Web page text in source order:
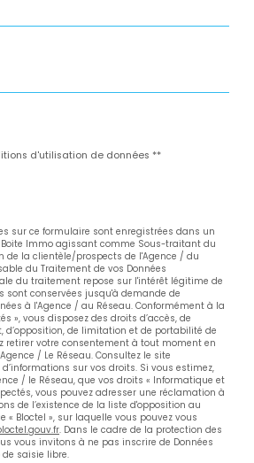
d'utilisation de données **
sur ce formulaire sont enregistrées dans un
Immo agissant comme Sous-traitant du
de la clientèle/prospects de l'Agence / du
du Traitement de vos Données
du traitement repose sur l'intérêt légitime de
sont conservées jusqu'à demande de
à l'Agence / au Réseau. Conformément à la
», vous disposez des droits d’accès, de
d’opposition, de limitation et de portabilité de
retirer votre consentement à tout moment en
/ Le Réseau. Consultez le site
sur vos droits. Si vous estimez,
/ le Réseau, que vos droits « Informatique et
vous pouvez adresser une réclamation à
de l’existence de la liste d'opposition au
Bloctel », sur laquelle vous pouvez vous
. Dans le cadre de la protection des
vous invitons à ne pas inscrire de Données
saisie libre.